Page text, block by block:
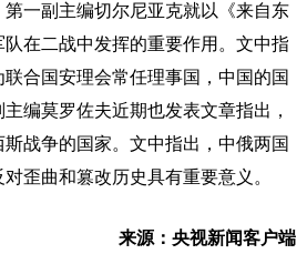
一副主编切尔尼亚克就以《来自东
在二战中发挥的重要作用。文中指
合国安理会常任理事国，中国的国
编莫罗佐夫近期也发表文章指出，
战争的国家。文中指出，中俄两国
歪曲和篡改历史具有重要意义。
来源：央视新闻客户端